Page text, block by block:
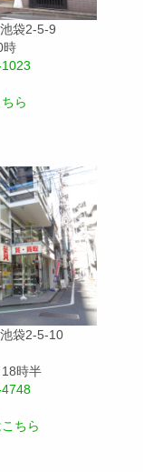
袋2-5-9
時
ら
袋2-5-10
時半
ちら